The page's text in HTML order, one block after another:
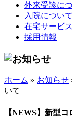
外来受診に
入院について
在宅サービ
採用情報
ホーム » お知らせ
いて
【NEWS】新型